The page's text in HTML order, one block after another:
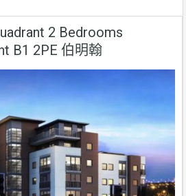
2 Bedrooms
B1 2PE 伯明翰